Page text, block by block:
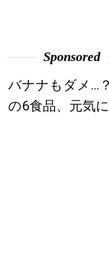
Sponsored
バナナもダメ…
の6食品、元気